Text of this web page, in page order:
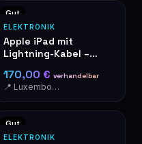
Aufmerksamkeit der
Leute in der
Umgebung.
Gut
ELEKTRONIK
Apple iPad mit
Lightning-Kabel –
170,00 € verhandelbar
📍 Luxembourg-Cents
Gut
ELEKTRONIK